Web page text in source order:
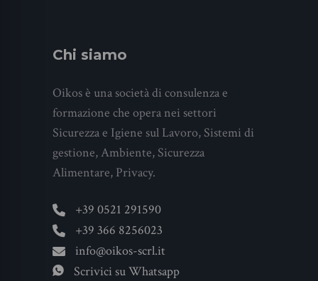
Chi siamo
Oikos è una società di consulenza e
formazione che opera nei settori
Sicurezza e Igiene sul Lavoro, Sistemi di
gestione, Ambiente, Sicurezza
Alimentare, Privacy.
+39 0521 291590
+39 366 8256023
info@oikos-scrl.it
Scrivici su Whatsapp